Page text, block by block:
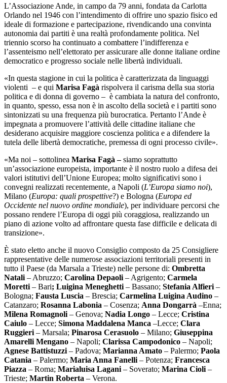
L’Associazione Ande, in campo da 79 anni, fondata da Carlotta
Orlando nel 1946 con l’intendimento di offrire uno spazio fisico ed
ideale di formazione e partecipazione, rivendicando una convinta
autonomia dai partiti è una realtà profondamente politica. Nel
triennio scorso ha continuato a combattere l’indifferenza e
l’assenteismo nell’elettorato per assicurare alle donne italiane ordine
democratico e progresso sociale nelle libertà individuali.
«In questa stagione in cui la politica è caratterizzata da linguaggi
violenti – e qui Marisa Fagà rispolvera il carisma della sua storia
politica e di donna di governo – è cambiata la natura del confronto,
in quanto, spesso, essa non è in ascolto della società e i partiti sono
sintonizzati su una frequenza più burocratica. Pertanto l’Ande è
impegnata a promuovere l’attività delle cittadine italiane che
desiderano acquisire maggiore coscienza politica e a difendere la
tutela delle libertà democratiche, premessa di ogni processo civile».
«Ma noi – sottolinea Marisa Fagà –siamo soprattutto
un’associazione europeista, importante è il nostro ruolo a difesa dei
valori istitutivi dell’Unione Europea; molto significativi sono i
convegni realizzati recentemente, a Napoli (L’Europa siamo noi),
Milano (Europa: quali prospettive?) e Bologna (Europa ed
Occidente nel nuovo ordine mondiale), per individuare percorsi che
possano rendere l’Europa di oggi più coraggiosa, realizzando un
piano di azione volto ad affrontare questa fase difficile e delicata di
transizione».
È stato eletto anche il nuovo Consiglio composto da 25 Consigliere
rappresentative delle numerose associazioni territoriali presenti in
tutto il Paese (da Marsala a Trieste) nelle persone di: Ombretta
Natali – Abruzzo; Carolina Depaoli – Agrigento; Carmela
Moretti – Bari; Luigina Meneghetti – Bassano; Stefania Alfieri –
Bologna; Fausta Luscia – Brescia; Carmelina Luigina Audino –
Catanzaro; Rosanna Labonia – Cosenza; Anna Dongarrà –Enna;
Milena Romagnoli – Genova; Nadia Longo – Lecce; Cristina
Caiulo – Lecce; Simona Maddalena Manca –Lecce; Clara
Ruggieri – Marsala; Pinarosa Cerasuolo – Milano; Giuseppina
Amarelli Mengano – Napoli; Clarissa Campodonico – Napoli;
Agnese Battistuzzi – Padova; Marianna Amato – Palermo; Paola
Catania – Palermo; Maria Anna Fanelli – Potenza; Francesca
Piazza – Roma; Marialuisa Lagani – Soverato; Marina Cioli –
Trieste; Martin Roberta – Verona.